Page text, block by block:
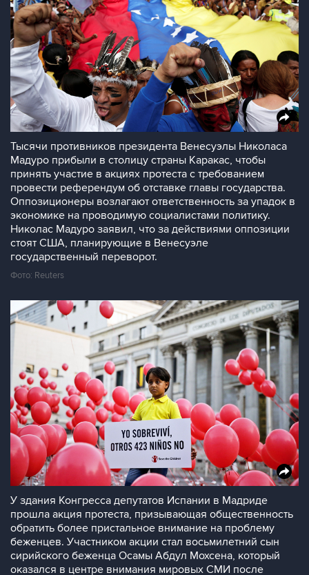
Тысячи противников президента Венесуэлы Николаса
Мадуро прибыли в столицу страны Каракас, чтобы
принять участие в акциях протеста с требованием
провести референдум об отставке главы государства.
Оппозиционеры возлагают ответственность за упадок в
экономике на проводимую социалистами политику.
Николас Мадуро заявил, что за действиями оппозиции
стоят США, планирующие в Венесуэле
государственный переворот.
Фото: Reuters
У здания Конгресса депутатов Испании в Мадриде
прошла акция протеста, призывающая общественность
обратить более пристальное внимание на проблему
беженцев. Участником акции стал восьмилетний сын
сирийского беженца Осамы Абдул Мохсена, который
оказался в центре внимания мировых СМИ после